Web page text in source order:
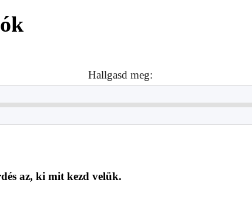
Hallgasd meg:
az, ki mit kezd velük.